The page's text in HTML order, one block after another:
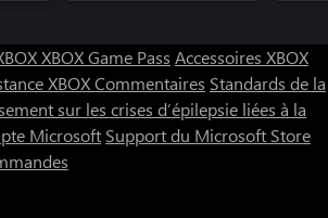
XBOX Game Pass Accessoires XBOX
XBOXCommentaires Standards de la
sur les crises d’épilepsie liées à la
Microsoft Support du Microsoft Store